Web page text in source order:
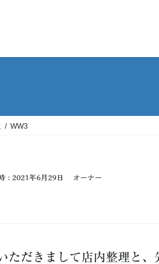
WW3
: 2021年6月29日 オーナー
だきまして店内整理と、